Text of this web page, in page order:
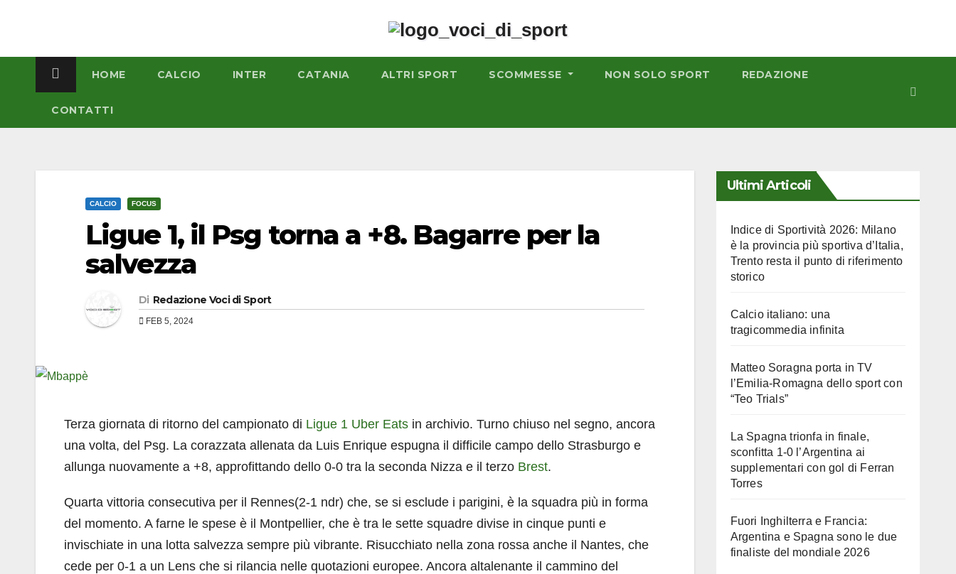
HOME CALCIO INTER CATANIA ALTRI SPORT SCOMMESSE NON SOLO SPORT REDAZIONE
CONTATTI
CALCIO FOCUS
Ligue 1, il Psg torna a +8. Bagarre per la
salvezza
Di Redazione Voci di Sport
FEB 5, 2024
Terza giornata di ritorno del campionato di Ligue 1 Uber Eats in archivio. Turno chiuso nel segno, ancora
una volta, del Psg. La corazzata allenata da Luis Enrique espugna il difficile campo dello Strasburgo e
allunga nuovamente a +8, approfittando dello 0-0 tra la seconda Nizza e il terzo Brest.
Quarta vittoria consecutiva per il Rennes(2-1 ndr) che, se si esclude i parigini, è la squadra più in forma
del momento. A farne le spese è il Montpellier, che è tra le sette squadre divise in cinque punti e
invischiate in una lotta salvezza sempre più vibrante. Risucchiato nella zona rossa anche il Nantes, che
cede per 0-1 a un Lens che si rilancia nelle quotazioni europee. Ancora altalenante il cammino del
Ultimi Articoli
Indice di Sportività 2026: Milano
è la provincia più sportiva d’Italia,
Trento resta il punto di riferimento
storico
Calcio italiano: una
tragicommedia infinita
Matteo Soragna porta in TV
l’Emilia-Romagna dello sport con
“Teo Trials”
La Spagna trionfa in finale,
sconfitta 1-0 l’Argentina ai
supplementari con gol di Ferran
Torres
Fuori Inghilterra e Francia:
Argentina e Spagna sono le due
finaliste del mondiale 2026